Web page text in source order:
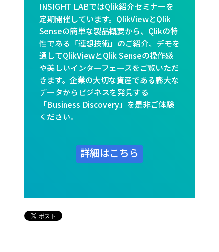
INSIGHT LABではQlik紹介セミナーを
定期開催しています。QlikViewとQlik
Senseの簡単な製品概要から、Qlikの特
性である「連想技術」のご紹介、デモを
通してQlikViewとQlik Senseの操作感
や美しいインターフェースをご覧いただ
きます。企業の大切な資産である膨大な
データからビジネスを発見する
「Business Discovery」を是非ご体験
ください。
詳細はこちら